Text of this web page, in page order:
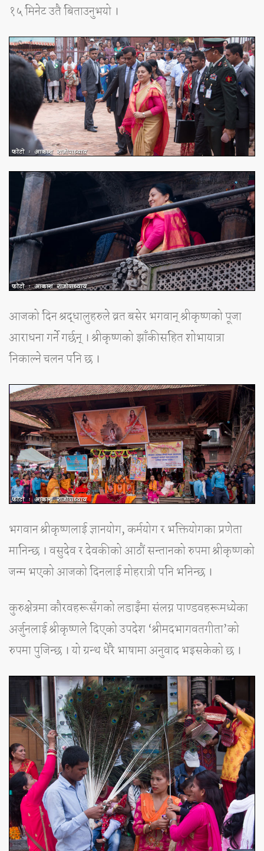
१५ मिनेट उतै बिताउनुभयो ।
आजको दिन श्रद्धालुहरुले व्रत बसेर भगवान् श्रीकृष्णको पूजा
आराधना गर्ने गर्छन् । श्रीकृष्णको झाँकीसहित शोभायात्रा
निकाल्ने चलन पनि छ ।
भगवान श्रीकृष्णलाई ज्ञानयोग, कर्मयोग र भक्तियोगका प्रणेता
मानिन्छ । वसुदेव र देवकीको आठौं सन्तानको रुपमा श्रीकृष्णको
जन्म भएको आजको दिनलाई मोहरात्री पनि भनिन्छ ।
कुरुक्षेत्रमा कौरवहरूसँगको लडाइँमा संलग्न पाण्डवहरूमध्येका
अर्जुनलाई श्रीकृष्णले दिएको उपदेश ‘श्रीमदभागवतगीता’को
रुपमा पुजिन्छ । यो ग्रन्थ धेरै भाषामा अनुवाद भइसकेको छ ।